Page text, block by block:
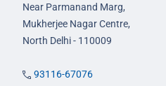
Near Parmanand Marg,
Mukherjee Nagar Centre,
North Delhi - 110009
93116-67076